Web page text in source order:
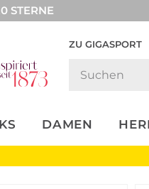
ZU GIGASPORT
DAMEN